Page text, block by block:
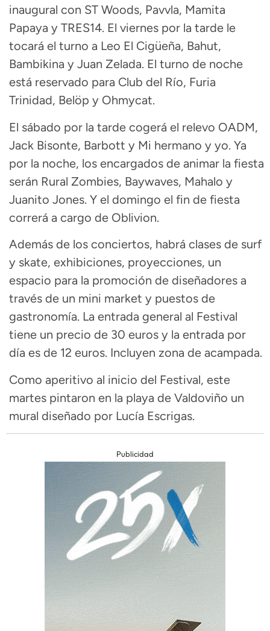
inaugural con ST Woods, Pavvla, Mamita
Papaya y TRES14. El viernes por la tarde le
tocará el turno a Leo El Cigüeña, Bahut,
Bambikina y Juan Zelada. El turno de noche
está reservado para Club del Río, Furia
Trinidad, Belöp y Ohmycat.
El sábado por la tarde cogerá el relevo OADM,
Jack Bisonte, Barbott y Mi hermano y yo. Ya
por la noche, los encargados de animar la fiesta
serán Rural Zombies, Baywaves, Mahalo y
Juanito Jones. Y el domingo el fin de fiesta
correrá a cargo de Oblivion.
Además de los conciertos, habrá clases de surf
y skate, exhibiciones, proyecciones, un
espacio para la promoción de diseñadores a
través de un mini market y puestos de
gastronomía. La entrada general al Festival
tiene un precio de 30 euros y la entrada por
día es de 12 euros. Incluyen zona de acampada.
Como aperitivo al inicio del Festival, este
martes pintaron en la playa de Valdoviño un
mural diseñado por Lucía Escrigas.
Publicidad